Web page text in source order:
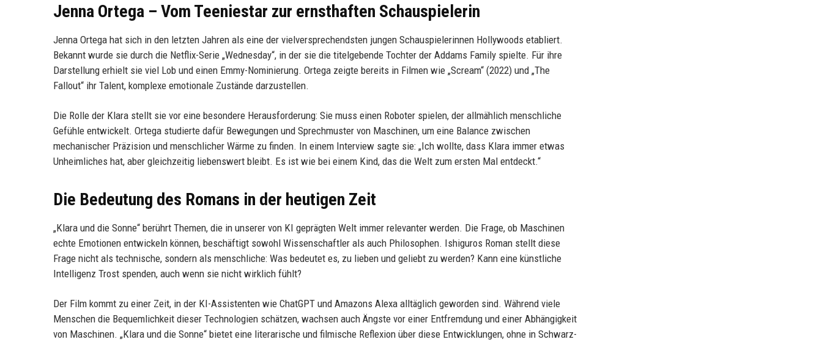
Jenna Ortega – Vom Teeniestar zur ernsthaften Schauspielerin
Jenna Ortega hat sich in den letzten Jahren als eine der vielversprechendsten jungen Schauspielerinnen Hollywoods etabliert.
Bekannt wurde sie durch die Netflix-Serie „Wednesday“, in der sie die titelgebende Tochter der Addams Family spielte. Für ihre
Darstellung erhielt sie viel Lob und einen Emmy-Nominierung. Ortega zeigte bereits in Filmen wie „Scream“ (2022) und „The
Fallout“ ihr Talent, komplexe emotionale Zustände darzustellen.
Die Rolle der Klara stellt sie vor eine besondere Herausforderung: Sie muss einen Roboter spielen, der allmählich menschliche
Gefühle entwickelt. Ortega studierte dafür Bewegungen und Sprechmuster von Maschinen, um eine Balance zwischen
mechanischer Präzision und menschlicher Wärme zu finden. In einem Interview sagte sie: „Ich wollte, dass Klara immer etwas
Unheimliches hat, aber gleichzeitig liebenswert bleibt. Es ist wie bei einem Kind, das die Welt zum ersten Mal entdeckt.“
Die Bedeutung des Romans in der heutigen Zeit
„Klara und die Sonne“ berührt Themen, die in unserer von KI geprägten Welt immer relevanter werden. Die Frage, ob Maschinen
echte Emotionen entwickeln können, beschäftigt sowohl Wissenschaftler als auch Philosophen. Ishiguros Roman stellt diese
Frage nicht als technische, sondern als menschliche: Was bedeutet es, zu lieben und geliebt zu werden? Kann eine künstliche
Intelligenz Trost spenden, auch wenn sie nicht wirklich fühlt?
Der Film kommt zu einer Zeit, in der KI-Assistenten wie ChatGPT und Amazons Alexa alltäglich geworden sind. Während viele
Menschen die Bequemlichkeit dieser Technologien schätzen, wachsen auch Ängste vor einer Entfremdung und einer Abhängigkeit
von Maschinen. „Klara und die Sonne“ bietet eine literarische und filmische Reflexion über diese Entwicklungen, ohne in Schwarz-